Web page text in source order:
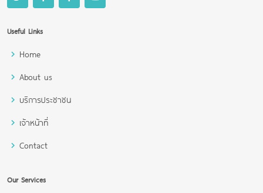
Useful Links
Home
About us
บริการประชาชน
เจ้าหน้าที่
Contact
Our Services